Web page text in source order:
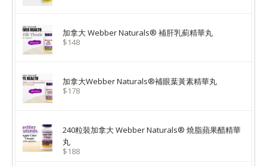
加拿大 Webber Naturals® 補肝乳薊精華丸
$148
加拿大Webber Naturals®補眼葉黃素精華丸
$178
240粒裝加拿大 Webber Naturals® 燒脂蘋果醋精華
丸
$188